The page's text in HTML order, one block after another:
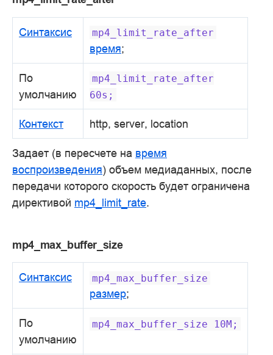
Синтаксис mp4_limit_rate_after
время;
По
умолчанию
mp4_limit_rate_after
60s;
Контекст http, server, location
Задает (в пересчете на время
воспроизведения) объем медиаданных, после
передачи которого скорость будет ограничена
директивой mp4_limit_rate.
mp4_max_buffer_size
Синтаксис mp4_max_buffer_size
размер;
По
умолчанию
mp4_max_buffer_size 10M;